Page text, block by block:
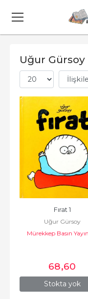
Uğur Gürsoy
Stokta yok
Fırat 1
Uğur Gürsoy
Mürekkep Basın
68,60